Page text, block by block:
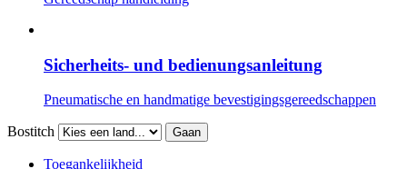
Sicherheits- und bedienungsanleitung
Pneumatische en handmatige bevestigingsgereedschappen
Bostitch Gaan
Toegankelijkheid